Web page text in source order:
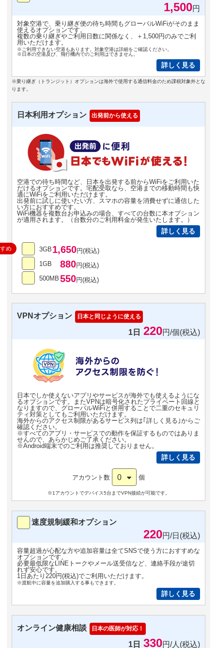
1,500円
対象空港で、乗り継ぎ便の待ち時間もグローバルWiFiがそのまま
使えるオプションです。
複数の乗り継ぎやご利用日数に関係なく、＋1,500円のみでご利
用いただけます。
※ご利用できない空港もあります。対象空港は詳細をご確認ください。
※日本の空港及び、飛行機内でのご利用はできません。
詳しく見る
※乗り継ぎ（トランジット）オプションは海外で使用する通信料金のため課税対象外とな
ります。
日本利用オプション 出発前から使える
空港での待ち時間など、日本を出発する前からWiFiをご利用いた
だけるオプションです。宅配受取なら、空港までの移動時間も快
適にWiFiをご利用いただけます。
出発前に試しに使いたい方、スマホの容量を消費せずに通信した
い方におすすめです。
WiFi機器を複数台お申込みの場合、すべての台数に本オプション
が適用されます。（台数分のご利用料金が発生いたします。）
詳しく見る
3GB 1,650円(税込)
め
1GB 880円(税込)
500MB 550円(税込)
VPNオプション 日本と同じように使える
1日 220円/個(税込)
日本でしか使えないアプリやサービスが海外でも使えるようにな
るオプションです。またVPNは暗号化されたプライベート回線と
なりますので、グローバルWiFiと併用することで二重のセキュリ
ティ対策としてもご利用いただけます。
海外からのアクセス制限があるサービス列は｢詳しく見る｣からご
確認ください。
※すべてのアプリ・サービスでの動作を保証するものではありま
せんので、あらかじめご了承ください。
※Android端末でのご利用は推奨しておりません。
詳しく見る
アカウント数 0 個
※1アカウントでデバイス5台までVPN接続が可能です。
速度規制緩和オプション
220円/日(税込)
容量超過が心配な方や追加容量は全てSNSで使う方におすすめな
オプションです。
必要最低限なLINEトークやメール送受信など、連絡手段が途切
れず安心です。
1日あたり220円(税込)でご利用いただけます。
※渡航中に容量を追加購入する事もできます。
詳しく見る
オンライン健康相談 日本の医師が対応！
1日 330円/人(税込)